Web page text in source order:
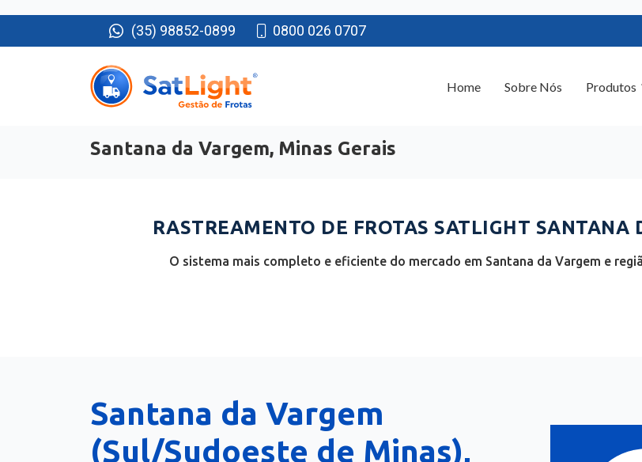
(35) 98852-0899 0800 026 0707
Santana da Vargem, Minas Gerais
RASTREAMENTO DE FROTAS SATLIGHT SANTANA
O sistema mais completo e eficiente do mercado em Santana da Vargem e
Santana da Vargem
(Sul/Sudoeste de Minas),